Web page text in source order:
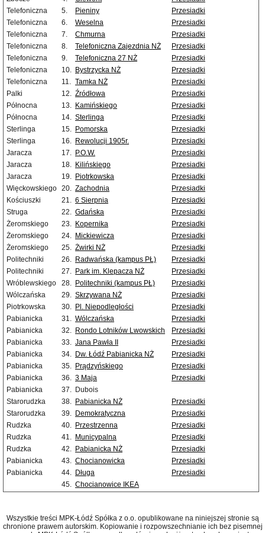
Telefoniczna
5. Pieniny
Przesiadki
Telefoniczna
6. Weselna
Przesiadki
Telefoniczna
7. Chmurna
Przesiadki
Telefoniczna
8. Telefoniczna Zajezdnia NŻ
Przesiadki
Telefoniczna
9. Telefoniczna 27 NŻ
Przesiadki
Telefoniczna
10. Bystrzycka NŻ
Przesiadki
Telefoniczna
11. Tamka NŻ
Przesiadki
Palki
12. Źródłowa
Przesiadki
Północna
13. Kamińskiego
Przesiadki
Północna
14. Sterlinga
Przesiadki
Sterlinga
15. Pomorska
Przesiadki
Sterlinga
16. Rewolucji 1905r.
Przesiadki
Jaracza
17. P.O.W.
Przesiadki
Jaracza
18. Kilińskiego
Przesiadki
Jaracza
19. Piotrkowska
Przesiadki
Więckowskiego 20. Zachodnia
Przesiadki
Kościuszki
21. 6 Sierpnia
Przesiadki
Struga
22. Gdańska
Przesiadki
Żeromskiego
23. Kopernika
Przesiadki
Żeromskiego
24. Mickiewicza
Przesiadki
Żeromskiego
25. Żwirki NŻ
Przesiadki
Politechniki
26. Radwańska (kampus PŁ)
Przesiadki
Politechniki
27. Park im. Klepacza NŻ
Przesiadki
Wróblewskiego
28. Politechniki (kampus PŁ)
Przesiadki
Wólczańska
29. Skrzywana NŻ
Przesiadki
Piotrkowska
30. Pl. Niepodległości
Przesiadki
Pabianicka
31. Wólczańska
Przesiadki
Pabianicka
32. Rondo Lotników Lwowskich
Przesiadki
Pabianicka
33. Jana Pawła II
Przesiadki
Pabianicka
34. Dw. Łódź Pabianicka NŻ
Przesiadki
Pabianicka
35. Prądzyńskiego
Przesiadki
Pabianicka
36. 3 Maja
Przesiadki
Pabianicka
37. Dubois
Starorudzka
38. Pabianicka NŻ
Przesiadki
Starorudzka
39. Demokratyczna
Przesiadki
Rudzka
40. Przestrzenna
Przesiadki
Rudzka
41. Municypalna
Przesiadki
Rudzka
42. Pabianicka NŻ
Przesiadki
Pabianicka
43. Chocianowicka
Przesiadki
Pabianicka
44. Długa
Przesiadki
45. Chocianowice IKEA
Wszystkie treści MPK-Łódź Spółka z o.o. opublikowane na niniejszej stronie są
chronione prawem autorskim. Kopiowanie i rozpowszechnianie ich bez pisemnej